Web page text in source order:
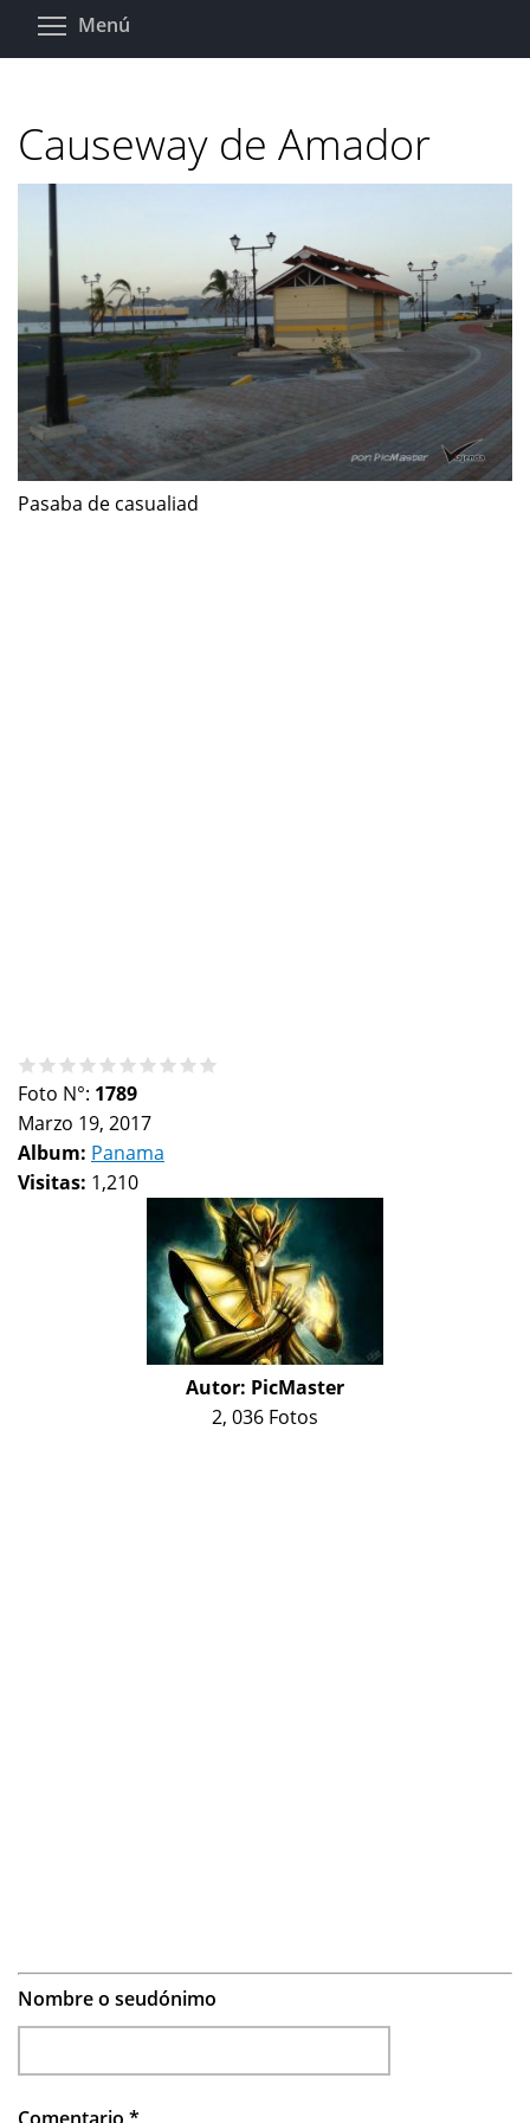
Pasar
Menú
Causeway de Amador
Pasaba de casualiad
Foto N°: 1789
Marzo 19, 2017
Album: Panama
Visitas: 1,210
Autor: PicMaster
2, 036 Fotos
Nombre o seudónimo